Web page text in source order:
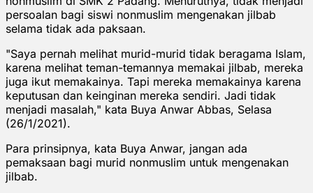
persoalan bagi siswi nonmuslim mengenakan jilbab
selama tidak ada paksaan.
"Saya pernah melihat murid-murid tidak beragama Islam,
karena melihat teman-temannya memakai jilbab, mereka
juga ikut memakainya. Tapi mereka memakainya karena
keputusan dan keinginan mereka sendiri. Jadi tidak
menjadi masalah," kata Buya Anwar Abbas, Selasa
(26/1/2021).
Para prinsipnya, kata Buya Anwar, jangan ada
pemaksaan bagi murid nonmuslim untuk mengenakan
jilbab.